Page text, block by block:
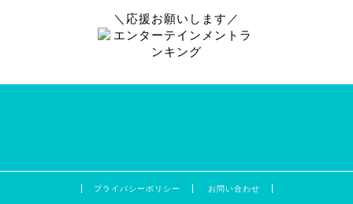
＼応援お願いします／
プライバシーポリシー お問い合わせ